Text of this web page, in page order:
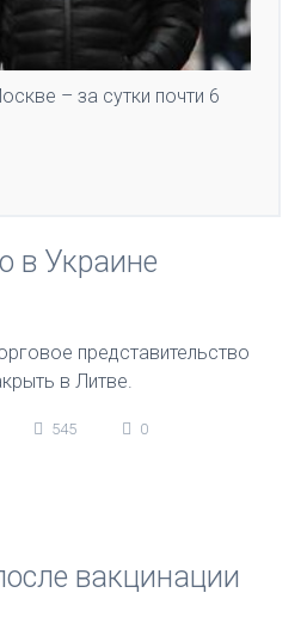
– за сутки почти 6
в Украине
представительство
в Литве.
545 0
вакцинации